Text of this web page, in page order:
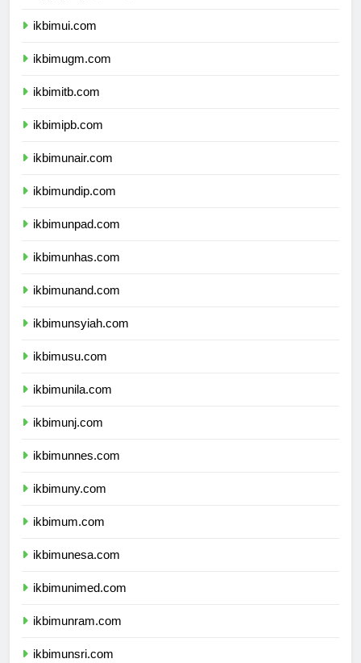
ikbimui.com
ikbimugm.com
ikbimitb.com
ikbimipb.com
ikbimunair.com
ikbimundip.com
ikbimunpad.com
ikbimunhas.com
ikbimunand.com
ikbimunsyiah.com
ikbimusu.com
ikbimunila.com
ikbimunj.com
ikbimunnes.com
ikbimuny.com
ikbimum.com
ikbimunesa.com
ikbimunimed.com
ikbimunram.com
ikbimunsri.com